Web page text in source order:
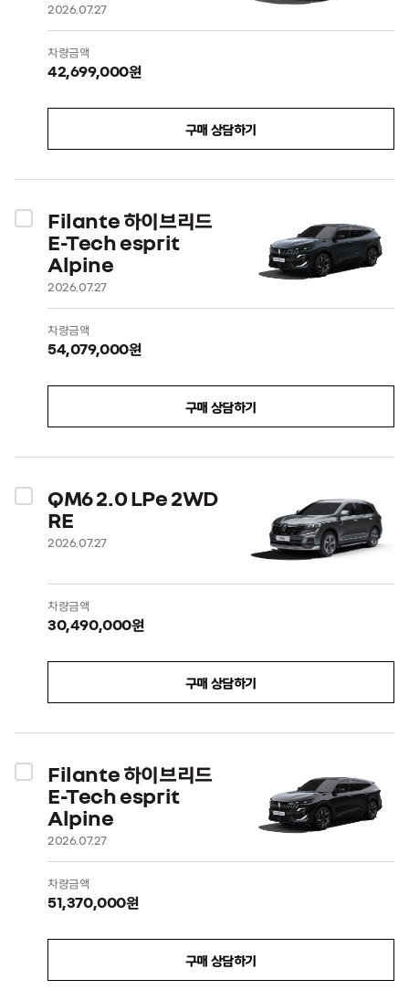
2026.07.27
차량금액
42,699,000원
구매 상담하기
Filante 하이브리드
E-Tech esprit
Alpine
2026.07.27
차량금액
54,079,000원
구매 상담하기
QM6 2.0 LPe 2WD
RE
2026.07.27
차량금액
30,490,000원
구매 상담하기
Filante 하이브리드
E-Tech esprit
Alpine
2026.07.27
차량금액
51,370,000원
구매 상담하기